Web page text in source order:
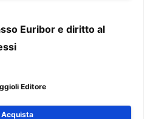
Euribor e diritto al
della manipolazione del
basati su tassi Euribor
o parzialmente nulli?
Editore
Acquista